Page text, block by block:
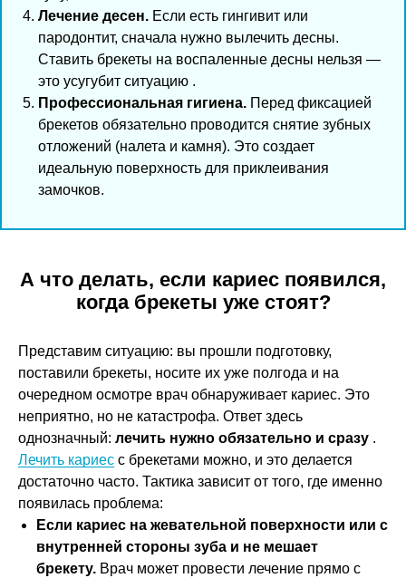
Лечение десен. Если есть гингивит или
пародонтит, сначала нужно вылечить десны.
Ставить брекеты на воспаленные десны нельзя —
это усугубит ситуацию .
Профессиональная гигиена. Перед фиксацией
брекетов обязательно проводится снятие зубных
отложений (налета и камня). Это создает
идеальную поверхность для приклеивания
замочков.
А что делать, если кариес появился,
когда брекеты уже стоят?
Представим ситуацию: вы прошли подготовку,
поставили брекеты, носите их уже полгода и на
очередном осмотре врач обнаруживает кариес. Это
неприятно, но не катастрофа. Ответ здесь
однозначный: лечить нужно обязательно и сразу .
Лечить кариес с брекетами можно, и это делается
достаточно часто. Тактика зависит от того, где именно
появилась проблема:
Если кариес на жевательной поверхности или с
внутренней стороны зуба и не мешает
брекету. Врач может провести лечение прямо с